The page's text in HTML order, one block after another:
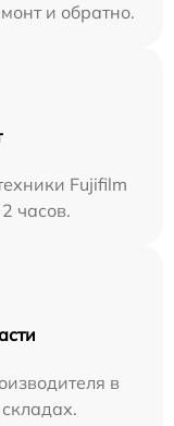
и обратно.
Fujifilm
часов.
в